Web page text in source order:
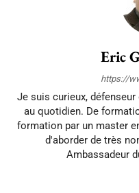
Eric
https://
Je suis curieux,
au quotidien. De
formation par un master
d'aborder de très
Ambassadeur